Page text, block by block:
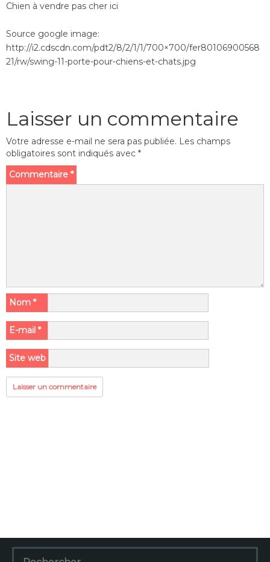
Chien à vendre pas cher ici
Source google image:
http://i2.cdscdn.com/pdt2/8/2/1/1/700×700/fer80106900568
21/rw/swing-11-porte-pour-chiens-et-chats.jpg
Laisser un commentaire
Votre adresse e-mail ne sera pas publiée. Les champs
obligatoires sont indiqués avec *
Commentaire *
Nom *
E-mail *
Site web
Rechercher :